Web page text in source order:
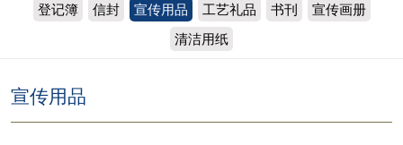
登记簿
信封 宣传用品 工艺礼品 书刊
宣传画册
清洁用纸
宣传用品